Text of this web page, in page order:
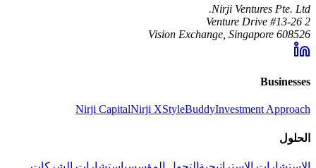
Nirji Ventures Pte. Ltd.
2 Venture Drive #13-26
Vision Exchange, Singapore 608526
Businesses
Nirji CapitalNirji XStyleBuddyInvestment Approach
الحلول